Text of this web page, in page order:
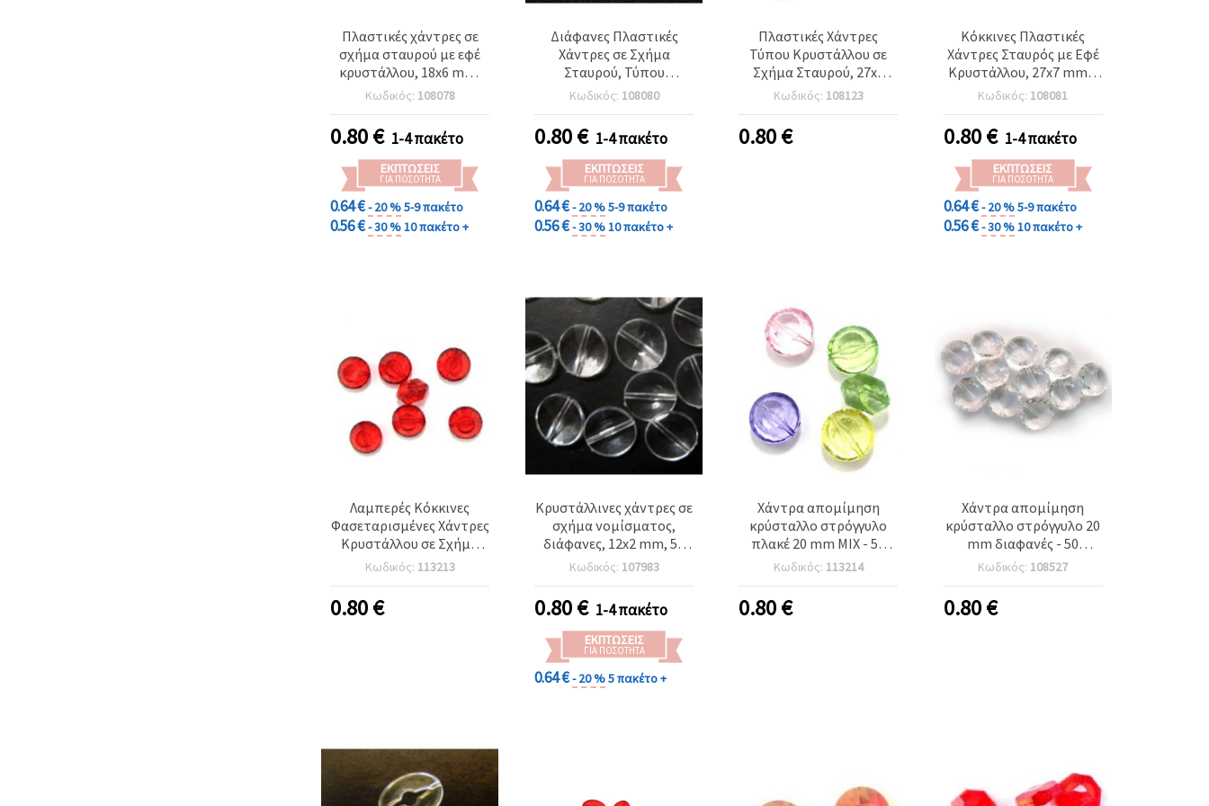
Πλαστικές χάντρες σε
σχήμα σταυρού με εφέ
κρυστάλλου, 18x6 mm,
κόκκινες – 50 g
Κωδικός: 108078
0.80€ 1-4 πακέτο
ΕΚΠΤΏΣΕΙΣ
ΓΙΑ ΠΟΣΌΤΗΤΑ
0.64 €- 20 %5-9 πακέτο
0.56 €- 30 %10 πακέτο +
Διάφανες Πλαστικές
Χάντρες σε Σχήμα
Σταυρού, Τύπου
Κρυστάλλου, 27x7 mm –
50 g
Κωδικός: 108080
0.80€ 1-4 πακέτο
ΕΚΠΤΏΣΕΙΣ
ΓΙΑ ΠΟΣΌΤΗΤΑ
0.64 €- 20 %5-9 πακέτο
0.56 €- 30 %10 πακέτο +
Πλαστικές Χάντρες
Τύπου Κρυστάλλου σε
Σχήμα Σταυρού, 27x7
mm, Ανάμικτα Χρώματα
– 50 γρ
Κωδικός: 108123
0.80€
Κόκκινες Πλαστικές
Χάντρες Σταυρός με Εφέ
Κρυστάλλου, 27x7 mm –
50 γρ.
Κωδικός: 108081
0.80€ 1-4 πακέτο
ΕΚΠΤΏΣΕΙΣ
ΓΙΑ ΠΟΣΌΤΗΤΑ
0.64 €- 20 %5-9 πακέτο
0.56 €- 30 %10 πακέτο +
Λαμπερές Κόκκινες
Φασεταρισμένες Χάντρες
Κρυστάλλου σε Σχήμα
Νομίσματος, 20 mm, 50 g
– Κομψές και
Εντυπωσιακές για
Κοσμήματα & DIY
Κωδικός: 113213
0.80€
Κρυστάλλινες χάντρες σε
σχήμα νομίσματος,
διάφανες, 12x2 mm, 50
γρ.
Κωδικός: 107983
0.80€ 1-4 πακέτο
ΕΚΠΤΏΣΕΙΣ
ΓΙΑ ΠΟΣΌΤΗΤΑ
0.64 €- 20 %5 πακέτο +
Χάντρα απομίμηση
κρύσταλλο στρόγγυλο
πλακέ 20 mm MIX - 50
γραμμάρια
Κωδικός: 113214
0.80€
Χάντρα απομίμηση
κρύσταλλο στρόγγυλο 20
mm διαφανές - 50
γραμμάρια
Κωδικός: 108527
0.80€